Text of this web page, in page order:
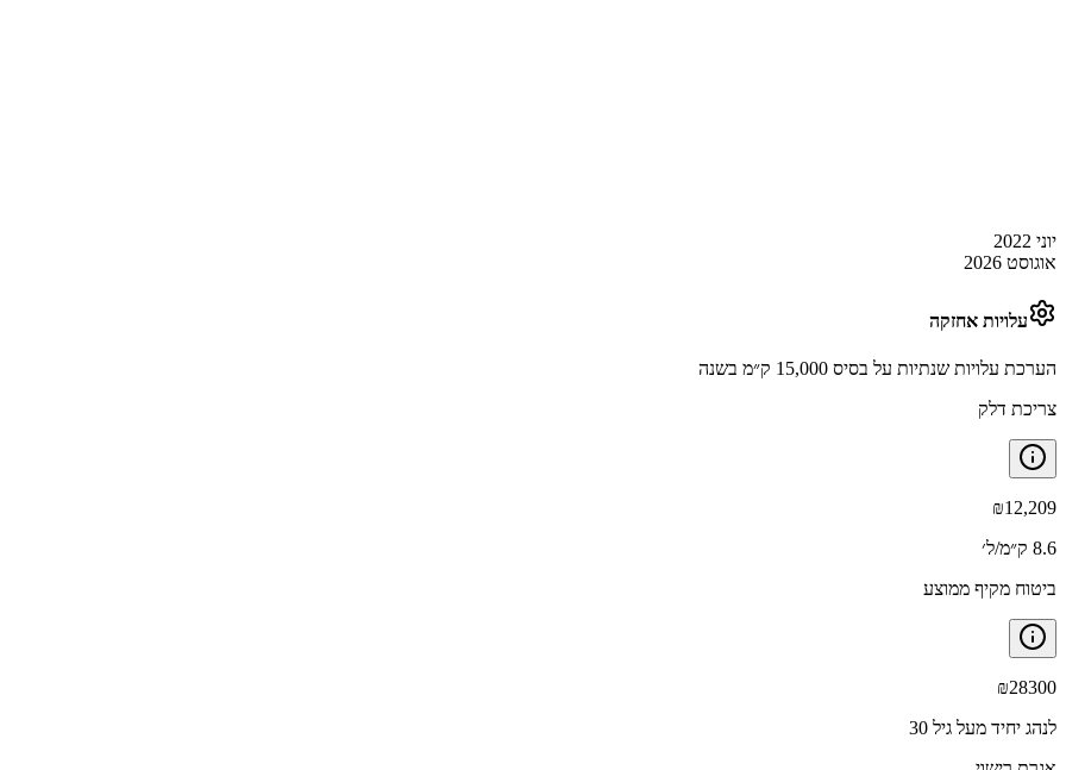
יוני 2022
אוגוסט 2026
עלויות אחזקה
הערכת עלויות שנתיות על בסיס 15,000 ק״מ בשנה
צריכת דלק
₪12,209
8.6 ק״מ/ל׳
ביטוח מקיף ממוצע
₪28300
לנהג יחיד מעל גיל 30